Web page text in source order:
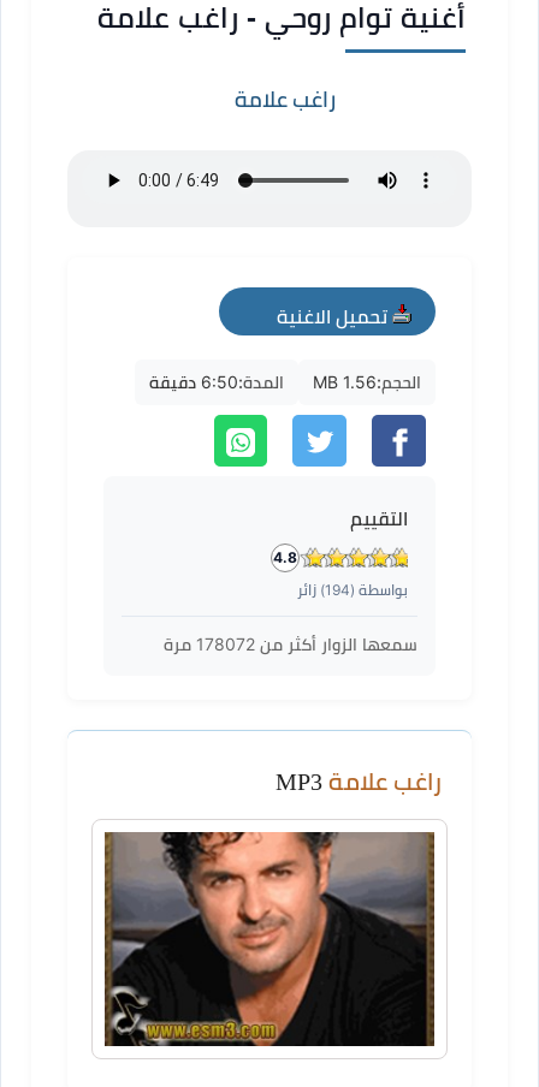
أغنية توام روحي - راغب علامة
راغب علامة
تحميل الاغنية
mp3
الحجم:1.56 MB المدة:6:50 دقيقة
التقييم
4.8
بواسطة (194) زائر
سمعها الزوار أكثر من 178072 مرة
راغب علامة